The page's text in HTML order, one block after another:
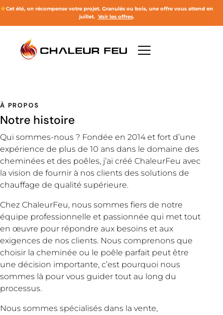
Cet été, on récompense votre projet.Granulés ou bois, une offre vous attend en
juillet. Voir les offres.
À PROPOS
Notre histoire
Qui sommes-nous ? Fondée en 2014 et fort d’une
expérience de plus de 10 ans dans le domaine des
cheminées et des poêles, j’ai créé ChaleurFeu avec
la vision de fournir à nos clients des solutions de
chauffage de qualité supérieure.
Chez ChaleurFeu, nous sommes fiers de notre
équipe professionnelle et passionnée qui met tout
en œuvre pour répondre aux besoins et aux
exigences de nos clients. Nous comprenons que
choisir la cheminée ou le poêle parfait peut être
une décision importante, c’est pourquoi nous
sommes là pour vous guider tout au long du
processus.
Nous sommes spécialisés dans la vente,